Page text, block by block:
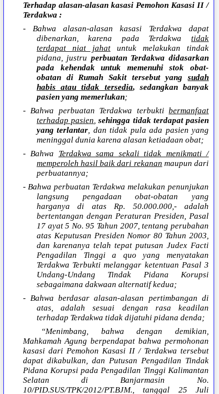
Terhadap alasan-alasan kasasi Pemohon Kasasi II /
Terdakwa :
- Bahwa alasan-alasan kasasi Terdakwa dapat
dibenarkan, karena pada Terdakwa tidak
terdapat niat jahatuntuk melakukan tindak
pidana, justru perbuatan Terdakwa didasarkan
pada kehendak untuk memenuhi stok obat-
obatan di Rumah Sakit tersebut yang sudah
habis atau tidak tersedia, sedangkan banyak
pasien yang memerlukan;
- Bahwa perbuatan Terdakwa terbukti bermanfaat
terhadap pasien,sehingga tidak terdapat pasien
yang terlantar, dan tidak pula ada pasien yang
meninggal dunia karena alasan ketiadaan obat;
- Bahwa Terdakwa sama sekali tidak menikmati /
memperoleh hasil baik dari rekanan maupun dari
perbuatannya;
- Bahwa perbuatan Terdakwa melakukan penunjukan
langsung pengadaan obat-obatan yang
harganya di atas Rp. 50.000.000,- adalah
bertentangan dengan Peraturan Presiden, Pasal
17 ayat 5 No. 95 Tahun 2007, tentang perubahan
atas Keputusan Presiden Nomor 80 Tahun 2003,
dan karenanya telah tepat putusan Judex Facti
Pengadilan Tinggi a quo yang menyatakan
Terdakwa Terbukti melanggar ketentuan Pasal 3
Undang-Undang Tindak Pidana Korupsi
sebagaimana dakwaan alternatif kedua;
- Bahwa berdasar alasan-alasan pertimbangan di
atas, adalah sesuai dengan rasa keadilan
terhadap Terdakwa tidak dijatuhi pidana denda;
“Menimbang, bahwa dengan demikian,
Mahkamah Agung berpendapat bahwa permohonan
kasasi dari Pemohon Kasasi II / Terdakwa tersebut
dapat dikabulkan, dan Putusan Pengadilan Tindak
Pidana Korupsi pada Pengadilan Tinggi Kalimantan
Selatan di Banjarmasin No.
10/PID.SUS/TPK/2012/PT.BJM., tanggal 25 Juli